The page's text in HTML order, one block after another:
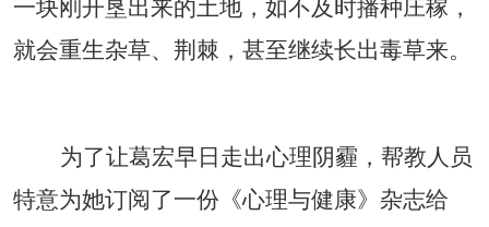
一块刚开垦出来的土地，如不及时播种庄稼，
就会重生杂草、荆棘，甚至继续长出毒草来。
为了让葛宏早日走出心理阴霾，帮教人员
特意为她订阅了一份《心理与健康》杂志给